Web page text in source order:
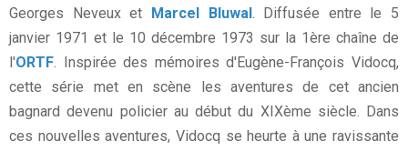
Georges Neveux et
Marcel Bluwal . Diffusée entre le 5
janvier 1971 et le 10 décembre 1973 sur la 1ère chaîne de
l'ORTF. Inspirée des mémoires d'Eugène-François Vidocq,
cette série met en scène les aventures de cet ancien
bagnard devenu policier au début du XIXème siècle. Dans
ces nouvelles aventures, Vidocq se heurte à une ravissante